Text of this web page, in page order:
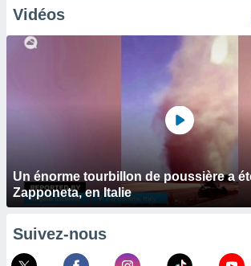
Vidéos
Un énorme tourbillon de poussière a
Zapponeta, en Italie
Suivez-nous